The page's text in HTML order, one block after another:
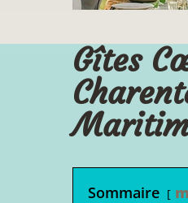
Gîtes
Sommaire